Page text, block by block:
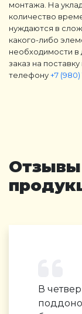
монтажа. На
количество
нуждаются в
какого-либо
необходимости
заказ на
телефону+7 (980)
В